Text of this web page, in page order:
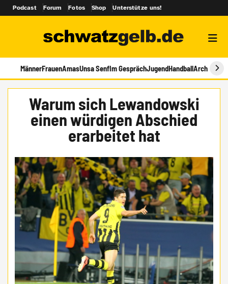
Podcast Forum Fotos Shop Unterstütze uns!
MännerFrauenAmasUnsa SenfIm GesprächJugendHandballArchiv
Warum sich Lewandowski
einen würdigen Abschied
erarbeitet hat